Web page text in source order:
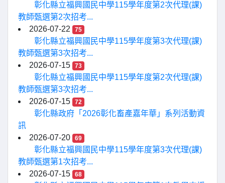
彰化縣立福興國民中學115學年度第2次代理(課)
教師甄選第2次招考...
2026-07-22
75
彰化縣立福興國民中學115學年度第3次代理(課)
教師甄選第3次招考...
2026-07-15
73
彰化縣立福興國民中學115學年度第2次代理(課)
教師甄選第3次招考...
2026-07-15
72
彰化縣政府「2026彰化畜產嘉年華」系列活動資
訊
2026-07-20
69
彰化縣立福興國民中學115學年度第3次代理(課)
教師甄選第1次招考...
2026-07-15
68